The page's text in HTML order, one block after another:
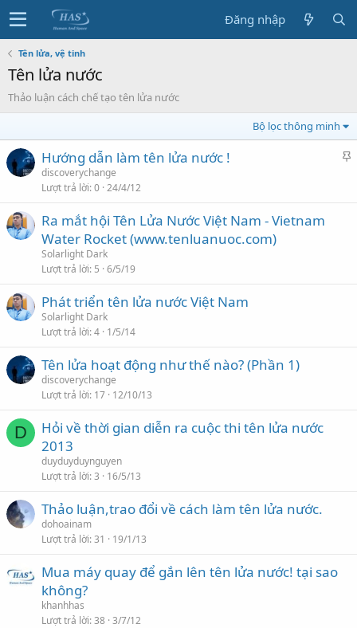
Đăng nhập
Tên lửa, vệ tinh
Tên lửa nước
Thảo luận cách chế tạo tên lửa nước
Bộ lọc thông minh
C
Hướng dẫn làm tên lửa nước !
discoverychange
Lượt trả lời 0 24/4/12
Ra mắt hội Tên Lửa Nước Việt Nam - Vietnam
Water Rocket (www.tenluanuoc.com)
Solarlight Dark
Lượt trả lời 5 6/5/19
Phát triển tên lửa nước Việt Nam
Solarlight Dark
Lượt trả lời 4 1/5/14
Tên lửa hoạt động như thế nào? (Phần 1)
discoverychange
Lượt trả lời 17 12/10/13
D
Hỏi về thời gian diễn ra cuộc thi tên lửa nước
2013
duyduyduynguyen
Lượt trả lời 3 16/5/13
Thảo luận,trao đổi về cách làm tên lửa nước.
dohoainam
Lượt trả lời 31 19/1/13
Mua máy quay để gắn lên tên lửa nước! tại sao
không?
khanhhas
Lượt trả lời 38 3/7/12